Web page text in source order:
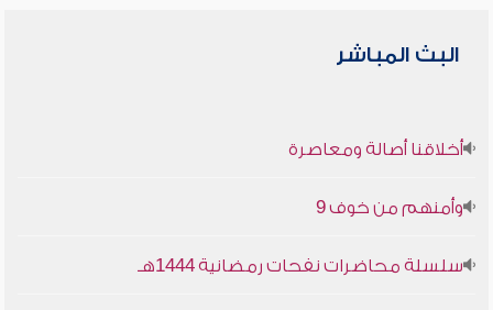
البث المباشر
أخلاقنا أصالة ومعاصرة
وأمنهم من خوف 9
سلسلة محاضرات نفحات رمضانية 1444هـ